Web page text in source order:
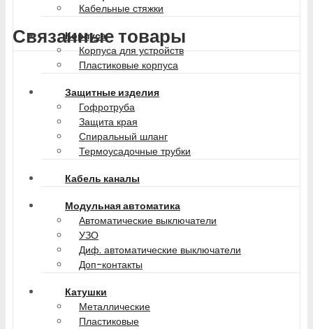
Кабельные стяжки
Корпуса
Корпуса для устройств
Пластиковые корпуса
Защитные изделия
Гофротруба
Защита края
Спиральный шланг
Термоусадочные трубки
Кабель каналы
Модульная автоматика
Автоматические выключатели
УЗО
Диф. автоматические выключатели
Доп-контакты
Катушки
Металлические
Пластиковые
Связанные товары